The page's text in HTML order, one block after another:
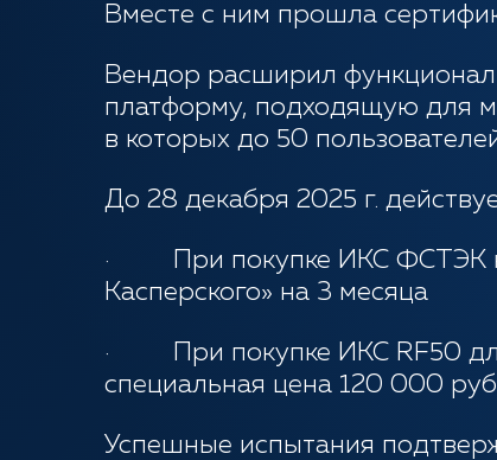
Вместе с ним прошла
Вендор расширил
платформу, подходящую для
в которых до 50
До 28 декабря 2025 г.
· При покупке ИКС ФСТЭК на
Касперского» на 3 месяца
· При покупке ИКС RF50 для
специальная цена 120 000
Успешные испытания